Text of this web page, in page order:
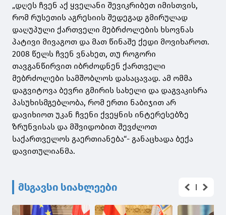
„დღეს ჩვენ აქ ყველანი შევიკრიბეთ იმისთვის,
რომ რუსეთის აგრესიის შედეგად გმირულად
დაღუპული ქართველი მებრძოლების ხსოვნას
პატივი მივაგოთ და მათ წინაშე ქედი მოვიხაროთ.
2008 წელს ჩვენ ვნახეთ, თუ როგორი
თავგანწირვით იბრძოდნენ ქართველი
მებრძოლები სამშობლოს დასაცავად. ამ ომმა
დაგვიტოვა ბევრი გმირის სახელი და დაგვაკისრა
პასუხისმგებლობა, რომ ერთი ნაბიჯით არ
დავიხიოთ უკან ჩვენი ქვეყნის ინტერესებზე
ზრუნვისას და მშვიდობით შევძლოთ
საქართველოს გაერთიანება“- განაცხადა ბექა
დავითულიანმა.
მსგავსი სიახლეები